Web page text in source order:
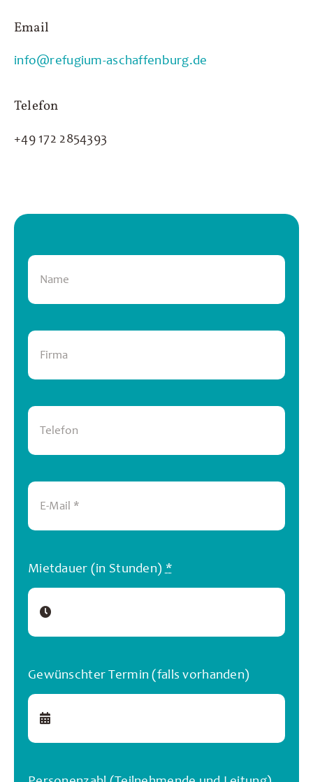
Email
info@refugium-aschaffenburg.de
Telefon
+49 172 2854393
Mietdauer (in Stunden) *
Gewünschter Termin (falls vorhanden)